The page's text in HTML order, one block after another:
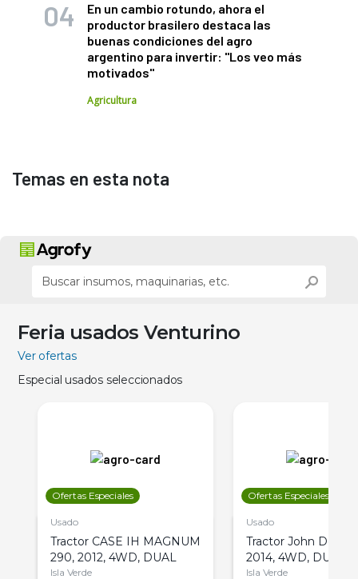
En un cambio rotundo, ahora el
productor brasilero destaca las
buenas condiciones del agro
argentino para invertir: "Los veo más
motivados"
Agricultura
Temas en esta nota
Feria usados Venturino
Ver ofertas
Especial usados seleccionados
Ofertas Especiales
Usado
Tractor CASE IH MAGNUM
290, 2012, 4WD, DUAL
Isla Verde
Ofertas Especiales
Usado
Tractor John Deere
2014, 4WD, DUAL
Isla Verde